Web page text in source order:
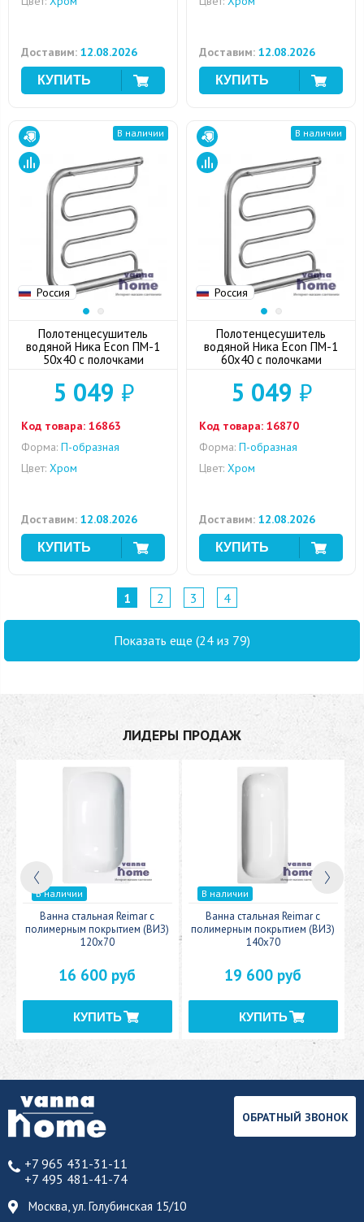
Доставим: 12.08.2026 Доставим: 12.08.2026
Россия
В наличии
Полотенцесушитель
водяной Ника Econ ПМ-1
50x40 с полочками
5 049 ₽
Код товара: 16863
Форма: П-образная
Цвет: Хром
Доставим: 12.08.2026
Россия
В наличии
Полотенцесушитель
водяной Ника Econ ПМ-1
60x40 с полочками
5 049 ₽
Код товара: 16870
Форма: П-образная
Цвет: Хром
Доставим: 12.08.2026
1 2 3 4
Показать еще (24 из 79)
ЛИДЕРЫ ПРОДАЖ
В наличии
Ванна стальная Reimar с
полимерным покрытием (ВИЗ)
120x70
16 600 руб
В наличии
Ванна стальная Reimar с
полимерным покрытием (ВИЗ)
140x70
19 600 руб
+7 965 431-31-11
+7 495 481-41-74
Москва, ул. Голубинская 15/10
ОБРАТНЫЙ ЗВОНОК